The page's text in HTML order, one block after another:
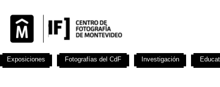
Exposiciones Fotografías del CdF Investigación